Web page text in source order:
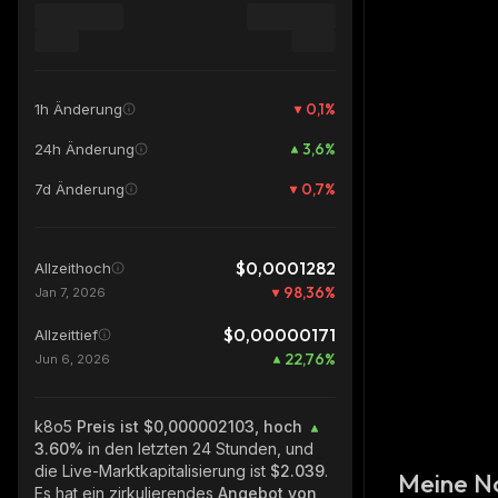
1h Änderung 0,1%
24h Änderung 3,6%
7d Änderung 0,7%
Allzeithoch $0,0001282
Jan 7, 2026 98,36%
Allzeittief $0,00000171
Jun 6, 2026 22,76%
k8o5 Preis ist $0,000002103, hoch
3.60% in den letzten 24 Stunden, und
die Live-Marktkapitalisierung ist $2.039.
Es hat ein zirkulierendes Angebot von Meine